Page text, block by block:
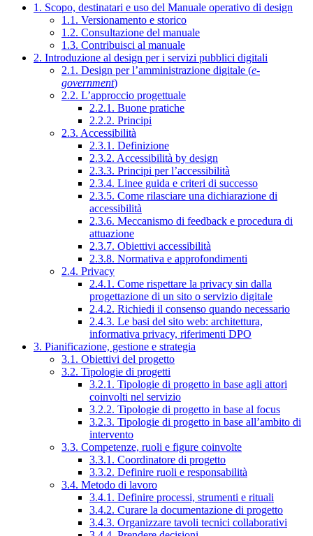
1. Scopo, destinatari e uso del Manuale operativo di design
1.1. Versionamento e storico
1.2. Consultazione del manuale
1.3. Contribuisci al manuale
2. Introduzione al design per i servizi pubblici digitali
2.1. Design per l’amministrazione digitale (e-
government)
2.2. L’approccio progettuale
2.2.1. Buone pratiche
2.2.2. Principi
2.3. Accessibilità
2.3.1. Definizione
2.3.2. Accessibilità by design
2.3.3. Principi per l’accessibilità
2.3.4. Linee guida e criteri di successo
2.3.5. Come rilasciare una dichiarazione di
accessibilità
2.3.6. Meccanismo di feedback e procedura di
attuazione
2.3.7. Obiettivi accessibilità
2.3.8. Normativa e approfondimenti
2.4. Privacy
2.4.1. Come rispettare la privacy sin dalla
progettazione di un sito o servizio digitale
2.4.2. Richiedi il consenso quando necessario
2.4.3. Le basi del sito web: architettura,
informativa privacy, riferimenti DPO
3. Pianificazione, gestione e strategia
3.1. Obiettivi del progetto
3.2. Tipologie di progetti
3.2.1. Tipologie di progetto in base agli attori
coinvolti nel servizio
3.2.2. Tipologie di progetto in base al focus
3.2.3. Tipologie di progetto in base all’ambito di
intervento
3.3. Competenze, ruoli e figure coinvolte
3.3.1. Coordinatore di progetto
3.3.2. Definire ruoli e responsabilità
3.4. Metodo di lavoro
3.4.1. Definire processi, strumenti e rituali
3.4.2. Curare la documentazione di progetto
3.4.3. Organizzare tavoli tecnici collaborativi